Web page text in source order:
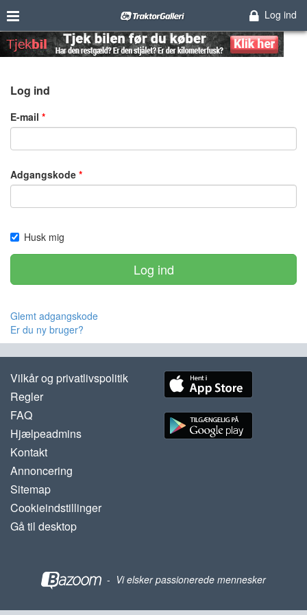
Log ind
Log ind
E-mail
Adgangskode
Husk mig
Log ind
Glemt adgangskode
Er du ny bruger?
Vilkår og privatlivspolitik
Regler
FAQ
Hjælpeadmins
Kontakt
Annoncering
Sitemap
Cookieindstillinger
Gå til desktop
- Vi elsker passionerede mennesker